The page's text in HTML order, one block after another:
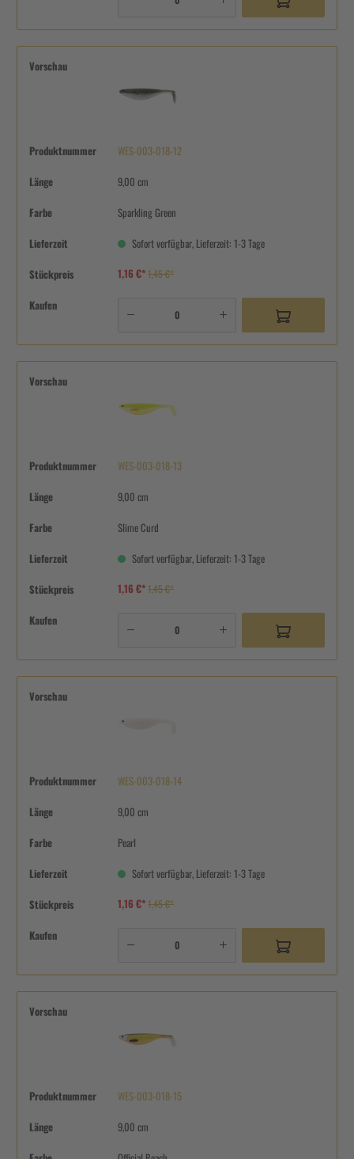
Vorschau
Produktnummer WES-003-018-12
Länge 9,00 cm
Farbe Sparkling Green
Lieferzeit Sofort verfügbar, Lieferzeit: 1-3 Tage
Stückpreis 1,16 €*1,45 €*
Kaufen
Vorschau
Produktnummer WES-003-018-13
Länge 9,00 cm
Farbe Slime Curd
Lieferzeit Sofort verfügbar, Lieferzeit: 1-3 Tage
Stückpreis 1,16 €*1,45 €*
Kaufen
Vorschau
Produktnummer WES-003-018-14
Länge 9,00 cm
Farbe Pearl
Lieferzeit Sofort verfügbar, Lieferzeit: 1-3 Tage
Stückpreis 1,16 €*1,45 €*
Kaufen
Vorschau
Produktnummer WES-003-018-15
Länge 9,00 cm